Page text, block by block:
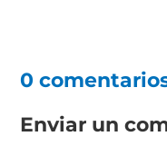
0
Enviar un